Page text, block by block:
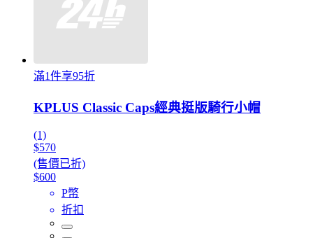
滿1件享95折
KPLUS Classic Caps經典挺版騎行小帽
(1)
$570
(售價已折)
$600
P幣
折扣